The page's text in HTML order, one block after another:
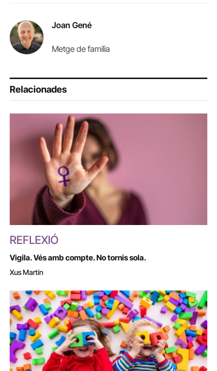
Joan Gené
Metge de família
Relacionades
REFLEXIÓ
Vigila. Vés amb compte. No tornis sola.
Xus Martín